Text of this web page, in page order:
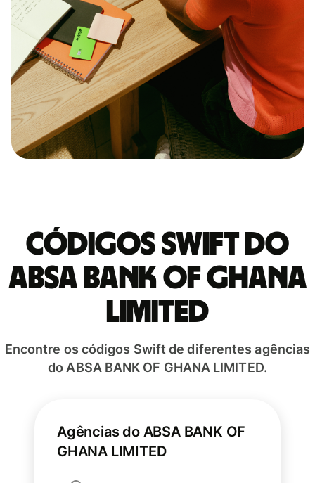
Códigos Swift do
ABSA BANK OF GHANA
LIMITED
Encontre os códigos Swift de diferentes agências
do ABSA BANK OF GHANA LIMITED.
Agências do ABSA BANK OF
GHANA LIMITED